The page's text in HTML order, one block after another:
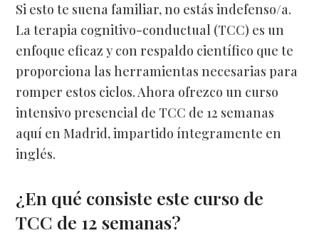
Si esto te suena familiar, no estás indefenso/a.
La terapia cognitivo-conductual (TCC) es un
enfoque eficaz y con respaldo científico que te
proporciona las herramientas necesarias para
romper estos ciclos. Ahora ofrezco un curso
intensivo presencial de TCC de 12 semanas
aquí en Madrid, impartido íntegramente en
inglés.
¿En qué consiste este curso de
TCC de 12 semanas?